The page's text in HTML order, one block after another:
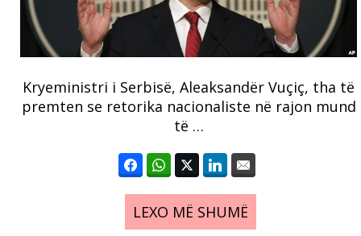
Kryeministri i Serbisë, Aleaksandër Vuçiç, tha të
premten se retorika nacionaliste në rajon mund
të …
LEXO MË SHUMË